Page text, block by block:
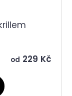
od 229 Kč